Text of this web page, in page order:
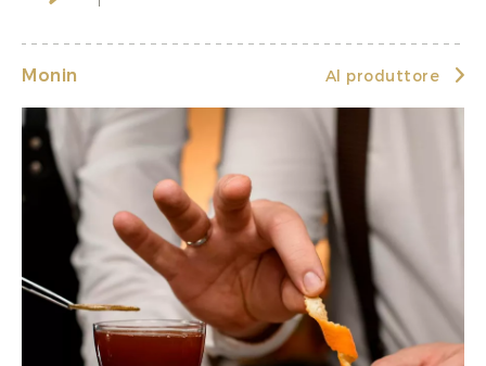
Monin Al produttore